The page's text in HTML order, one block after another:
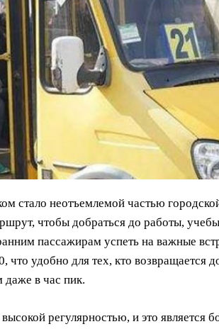
стало неотъемлемой частью
чтобы добраться до работы,
пассажирам успеть на важные
что удобно для тех, кто возвращается
в час пик.
регулярностью, и это